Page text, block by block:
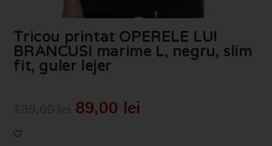
Tricou printat OPERELE LUI
BRANCUSI marime L, negru, slim
fit, guler lejer
89,00 lei